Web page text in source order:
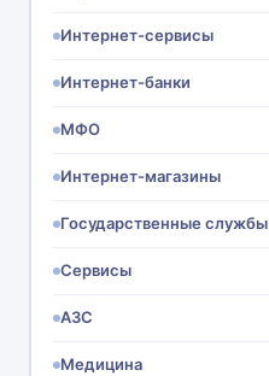
Интернет-сервисы
Интернет-банки
МФО
Интернет-магазины
Государственные службы
Сервисы
АЗС
Медицина